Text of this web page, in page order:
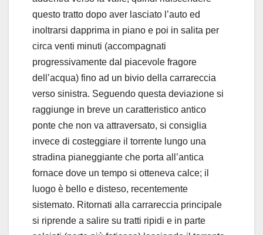
questo tratto dopo aver lasciato l’auto ed
inoltrarsi dapprima in piano e poi in salita per
circa venti minuti (accompagnati
progressivamente dal piacevole fragore
dell’acqua) fino ad un bivio della carrareccia
verso sinistra. Seguendo questa deviazione si
raggiunge in breve un caratteristico antico
ponte che non va attraversato, si consiglia
invece di costeggiare il torrente lungo una
stradina pianeggiante che porta all’antica
fornace dove un tempo si otteneva calce; il
luogo è bello e disteso, recentemente
sistemato. Ritornati alla carrareccia principale
si riprende a salire su tratti ripidi e in parte